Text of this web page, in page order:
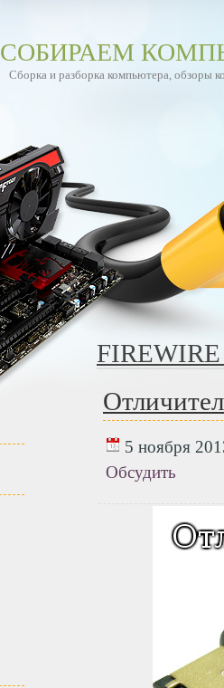
СОБИРАЕМ
Сборка и разборка компьютера, обзоры
5 ноября
Обсудить